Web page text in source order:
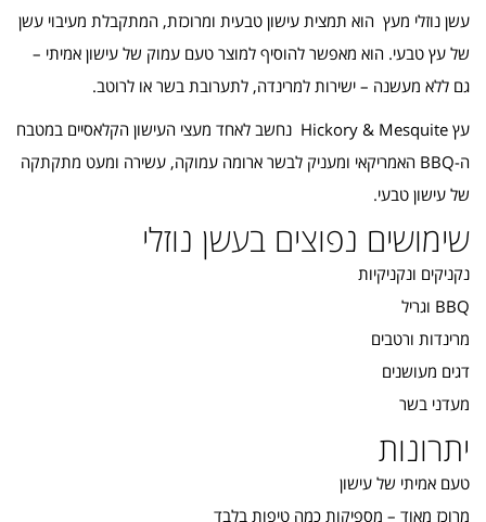
עשן נוזלי מעץ הוא תמצית עישון טבעית ומרוכזת, המתקבלת מעיבוי עשן
של עץ טבעי. הוא מאפשר להוסיף למוצר טעם עמוק של עישון אמיתי –
גם ללא מעשנה – ישירות למרינדה, לתערובת בשר או לרוטב.
עץ Hickory & Mesquite נחשב לאחד מעצי העישון הקלאסיים במטבח
ה-BBQ האמריקאי ומעניק לבשר ארומה עמוקה, עשירה ומעט מתקתקה
של עישון טבעי.
שימושים נפוצים בעשן נוזלי
נקניקים ונקניקיות
BBQ וגריל
מרינדות ורטבים
דגים מעושנים
מעדני בשר
יתרונות
טעם אמיתי של עישון
מרוכז מאוד – מספיקות כמה טיפות בלבד